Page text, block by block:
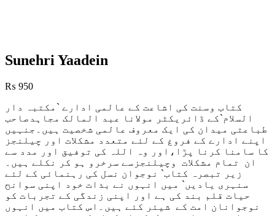
Sunehri Yaadein
₨ 950
کتاب وسنت کی اشاعت کے عالمی ادارے `مکتبہ دار
السلام`کے ڈائریکٹر مولانا عبد المالک مجاہدصاحب
طباعتی میدان کی ایک معروف عالمی شخصیت ہیں۔جنہیں
اپنے ادارے کے فروغ کے لئے متعدد مشکلات اور چیلنجز
کا سامنا کرنا پڑا،اور وہ اللہ کی توفیق اور مدد سے
ان تمام مشکلات وچیلنجزسے سرخرو ہو کر نکلے ہیں۔
زیر تبصرہ کتاب` نوجوان نسل کی رہنمائی کے لئے
سنہری ی ادیں` میں انہوں نے بذات خود اپنی سوانح
حیات قلم بند کی ہے اور اپنی زندگی کے تجربات کو
نوجوانان امت کے شیئر کئے ہیں۔اس کتاب میں انہوں